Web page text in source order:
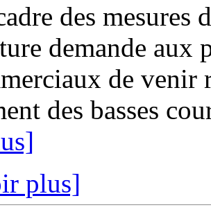
des
demande aux
de venir
des basses
plus]